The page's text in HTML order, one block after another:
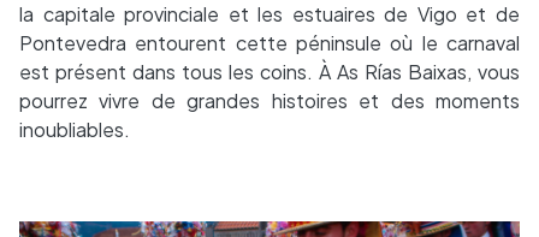
la capitale provinciale et les estuaires de Vigo et de
Pontevedra entourent cette péninsule où le carnaval
est présent dans tous les coins. À As Rías Baixas, vous
pourrez vivre de grandes histoires et des moments
inoubliables.